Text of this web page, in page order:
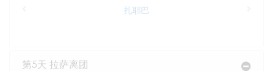
扎耶巴
第5天 拉萨离团